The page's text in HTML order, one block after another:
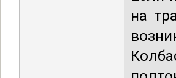
на